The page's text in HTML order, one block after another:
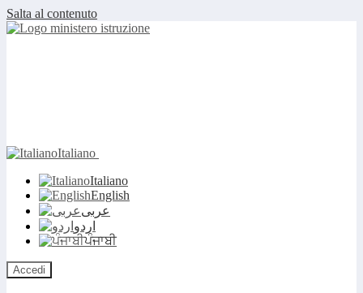
Salta al contenuto
Italiano
Italiano
English
عربى
اردو
ਪੰਜਾਬੀ
Accedi